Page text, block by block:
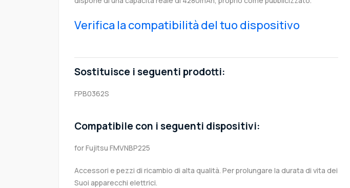
Verifica la compatibilità del tuo dispositivo
Sostituisce i seguenti prodotti:
FPB0362S
Compatibile con i seguenti dispositivi:
for Fujitsu FMVNBP225
Accessori e pezzi di ricambio di alta qualità. Per prolungare la durata di vita dei
Suoi apparecchi elettrici.